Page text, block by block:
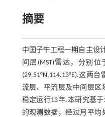
摘要
中国子午工程一期自主设
间层(MST)雷达，分别位
(29.51°N,114.13°E).这两
流层、平流层及中间层区
稳定运行13年.本研究基于
的观测数据，经过月平均